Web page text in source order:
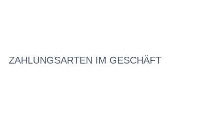
ZAHLUNGSARTEN IM GESCHÄFT